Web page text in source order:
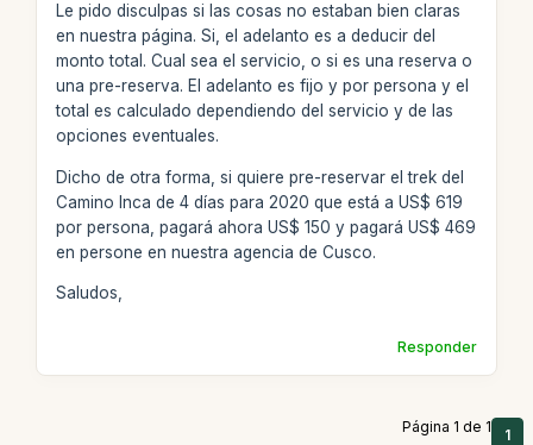
Le pido disculpas si las cosas no estaban bien claras
en nuestra página. Si, el adelanto es a deducir del
monto total. Cual sea el servicio, o si es una reserva o
una pre-reserva. El adelanto es fijo y por persona y el
total es calculado dependiendo del servicio y de las
opciones eventuales.
Dicho de otra forma, si quiere pre-reservar el trek del
Camino Inca de 4 días para 2020 que está a US$ 619
por persona, pagará ahora US$ 150 y pagará US$ 469
en persone en nuestra agencia de Cusco.
Saludos,
Responder
Página 1 de 1 1